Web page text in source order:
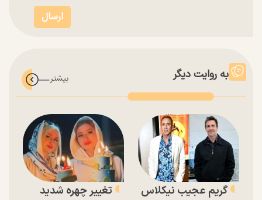
به روایت دیگر
گریم عجیب نیکلاس
تغییر چهره شدید